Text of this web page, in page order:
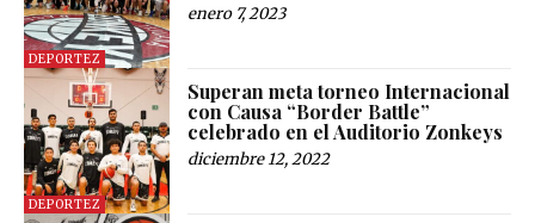
DEPORTEZ
enero 7, 2023
DEPORTEZ
Superan meta torneo Internacional
con Causa “Border Battle”
celebrado en el Auditorio Zonkeys
diciembre 12, 2022